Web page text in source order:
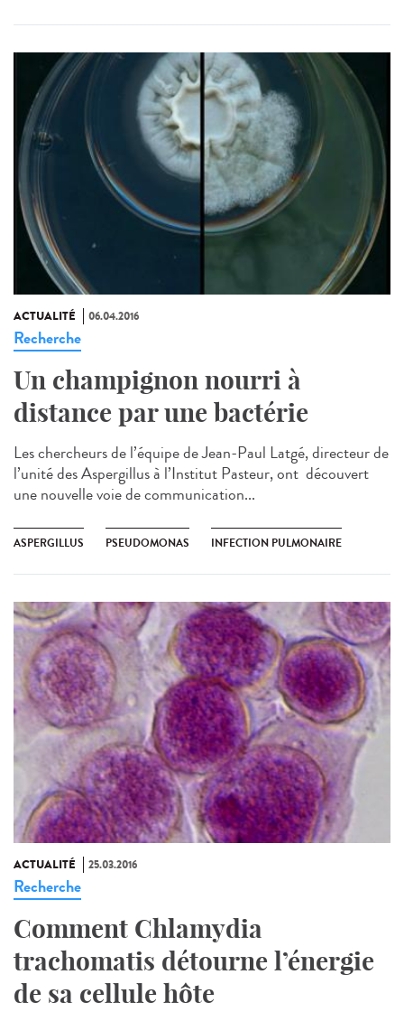
ACTUALITÉ 06.04.2016
Recherche
Un champignon nourri à
distance par une bactérie
Les chercheurs de l’équipe de Jean-Paul Latgé, directeur de
l’unité des Aspergillus à l’Institut Pasteur, ont découvert
une nouvelle voie de communication...
ASPERGILLUS PSEUDOMONAS INFECTION PULMONAIRE
ACTUALITÉ 25.03.2016
Recherche
Comment Chlamydia
trachomatis détourne l’énergie
de sa cellule hôte